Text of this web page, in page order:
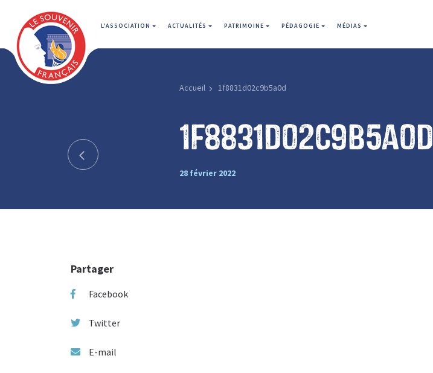
L'ASSOCIATION ACTUALITÉS PATRIMOINE PÉDAGOGIE MÉDIAS
Accueil 1f8831d02c9b5a0d
1f8831d02c9b5a0d
28 février 2022
Partager
Facebook
Twitter
E-mail